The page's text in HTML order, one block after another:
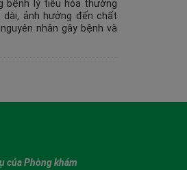
bệnh lý tiêu hóa thường
ảnh hưởng đến chất
nhân gây bệnh và
- GIÁO VIÊN
của Phòng khám